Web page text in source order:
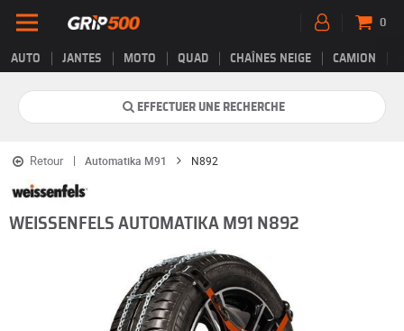
AUTO JANTES MOTO QUAD CHAÎNES NEIGE CAMION
0
EFFECTUER UNE RECHERCHE
Retour Automatika M91 N892
WEISSENFELS AUTOMATIKA M91 N892